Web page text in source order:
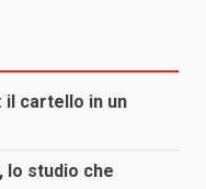
il cartello in un
lo studio che